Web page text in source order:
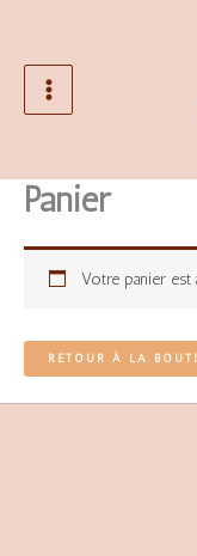
contenu
Panier
Votre panier est
RETOUR À LA